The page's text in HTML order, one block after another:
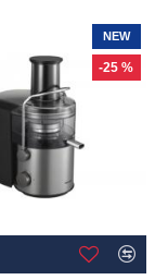
NEW
-25 %